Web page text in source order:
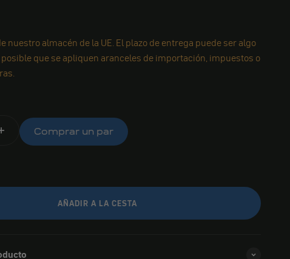
nuestro almacén de la UE. El plazo de entrega puede ser algo
posible que se apliquen aranceles de importación, impuestos o
Comprar un par
AÑADIR A LA CESTA